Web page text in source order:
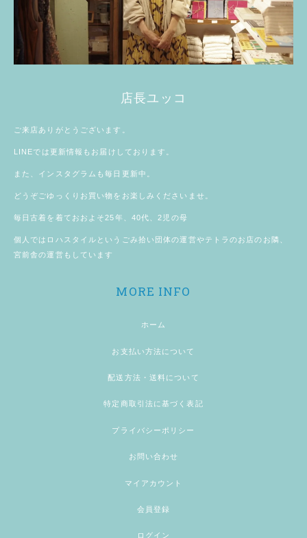
店長ユッコ
ご来店ありがとうございます。
LINEでは更新情報もお届けしております。
また、 インスタグラム も毎日更新中。
どうぞごゆっくりお買い物をお楽しみくださいませ。
毎日古着を着ておおよそ25年、40代、2児の母
個人では ロハスタイル というごみ拾い団体の運営やテトラのお店のお隣、
宮前舎の運営もしています
MORE INFO
ホーム
お支払い方法について
配送方法・送料について
特定商取引法に基づく表記
プライバシーポリシー
お問い合わせ
マイアカウント
会員登録
ログイン